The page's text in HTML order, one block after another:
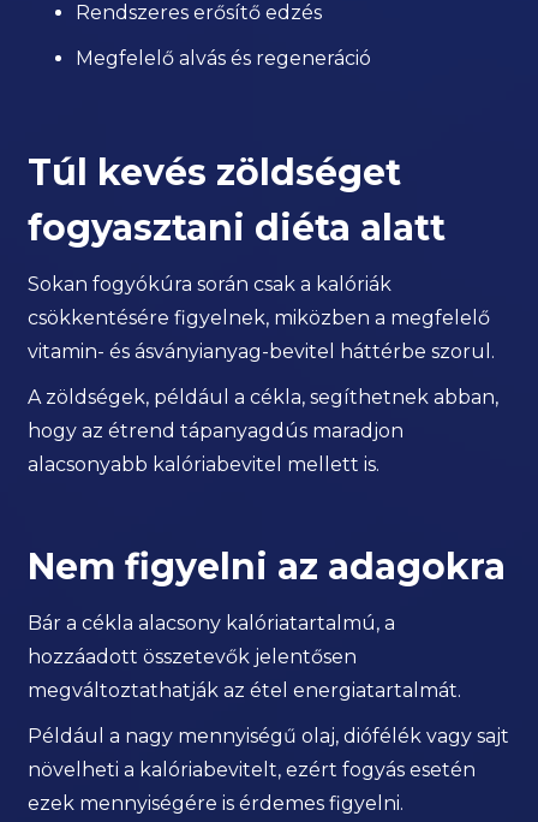
Rendszeres erősítő edzés
Megfelelő alvás és regeneráció
Túl kevés zöldséget
fogyasztani diéta alatt
Sokan fogyókúra során csak a kalóriák
csökkentésére figyelnek, miközben a megfelelő
vitamin- és ásványianyag-bevitel háttérbe szorul.
A zöldségek, például a cékla, segíthetnek abban,
hogy az étrend tápanyagdús maradjon
alacsonyabb kalóriabevitel mellett is.
Nem figyelni az adagokra
Bár a cékla alacsony kalóriatartalmú, a
hozzáadott összetevők jelentősen
megváltoztathatják az étel energiatartalmát.
Például a nagy mennyiségű olaj, diófélék vagy sajt
növelheti a kalóriabevitelt, ezért fogyás esetén
ezek mennyiségére is érdemes figyelni.